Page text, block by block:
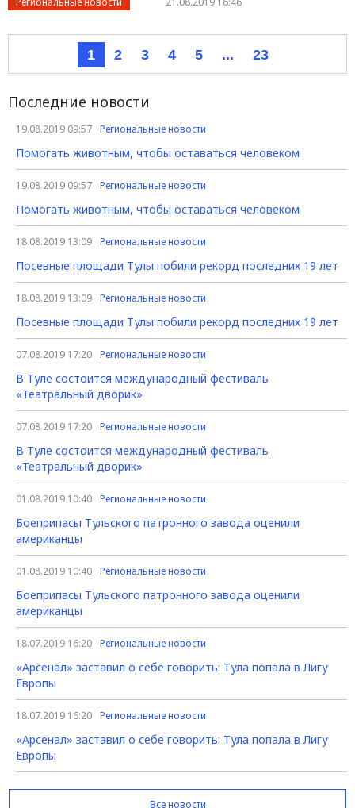
1 2 3 4 5 ... 23
Последние новости
19.08.2019 09:57 Региональные новости
Помогать животным, чтобы оставаться человеком
19.08.2019 09:57 Региональные новости
Помогать животным, чтобы оставаться человеком
18.08.2019 13:09 Региональные новости
Посевные площади Тулы побили рекорд последних 19 лет
18.08.2019 13:09 Региональные новости
Посевные площади Тулы побили рекорд последних 19 лет
07.08.2019 17:20 Региональные новости
В Туле состоится международный фестиваль
«Театральный дворик»
07.08.2019 17:20 Региональные новости
В Туле состоится международный фестиваль
«Театральный дворик»
01.08.2019 10:40 Региональные новости
Боеприпасы Тульского патронного завода оценили
американцы
01.08.2019 10:40 Региональные новости
Боеприпасы Тульского патронного завода оценили
американцы
18.07.2019 16:20 Региональные новости
«Арсенал» заставил о себе говорить: Тула попала в Лигу
Европы
18.07.2019 16:20 Региональные новости
«Арсенал» заставил о себе говорить: Тула попала в Лигу
Европы
Все новости